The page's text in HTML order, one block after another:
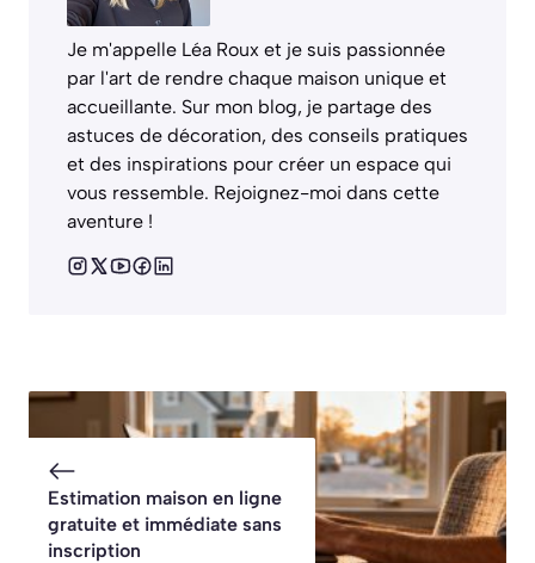
Je m'appelle Léa Roux et je suis passionnée
par l'art de rendre chaque maison unique et
accueillante. Sur mon blog, je partage des
astuces de décoration, des conseils pratiques
et des inspirations pour créer un espace qui
vous ressemble. Rejoignez-moi dans cette
aventure !
Estimation maison en ligne
gratuite et immédiate sans
inscription